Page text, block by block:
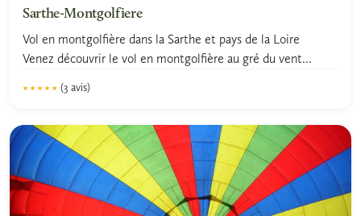
Sarthe-Montgolfiere
Vol en montgolfière dans la Sarthe et pays de la Loire
Venez découvrir le vol en montgolfière au gré du vent...
★★★★★
★★★★★ (3 avis)